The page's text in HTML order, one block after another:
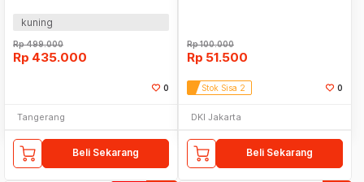
kuning
Rp499.000
Rp 435.000
0
Tangerang
Beli Sekarang
Rp100.000
Rp 51.500
Stok Sisa 2 0
DKI Jakarta
Beli Sekarang